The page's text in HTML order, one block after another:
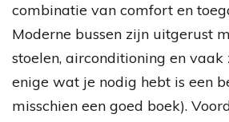
combinatie van comfort en
Moderne bussen zijn uitgerust
stoelen, airconditioning en
enige wat je nodig hebt is een
misschien een goed boek).